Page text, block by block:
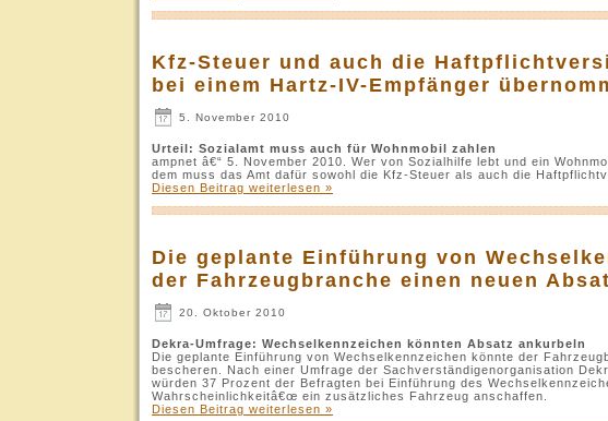
Kfz-Steuer und auch die
bei einem Hartz-IV-Empfänger
5. November 2010
Urteil: Sozialamt muss auch für Wohnmobil zahlen
ampnet â€“ 5. November 2010. Wer von Sozialhilfe lebt und ein
dem muss das Amt dafür sowohl die Kfz-Steuer als auch die
Diesen Beitrag weiterlesen »
Die geplante Einführung von
der Fahrzeugbranche einen neuen
20. Oktober 2010
Dekra-Umfrage: Wechselkennzeichen könnten Absatz ankurbeln
Die geplante Einführung von Wechselkennzeichen könnte der
bescheren. Nach einer Umfrage der Sachverständigenorganisation
würden 37 Prozent der Befragten bei Einführung des
Wahrscheinlichkeitâ€œ ein zusätzliches Fahrzeug anschaffen.
Diesen Beitrag weiterlesen »